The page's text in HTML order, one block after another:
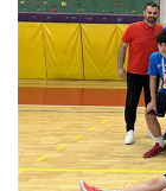
Kredi/Yurt E-
Ödeme